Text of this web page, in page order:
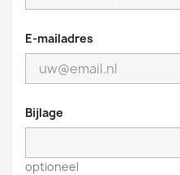
E-mailadres
Bijlage
optioneel